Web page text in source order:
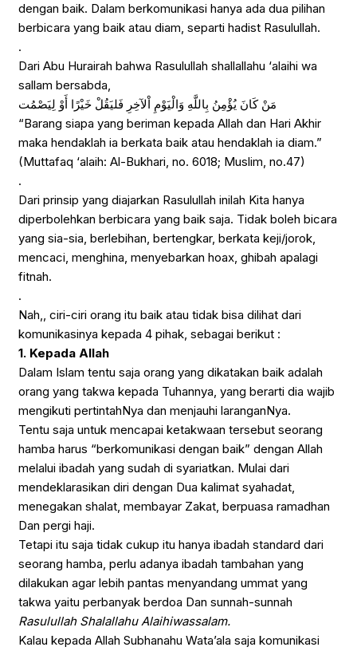
dengan baik. Dalam berkomunikasi hanya ada dua pilihan
berbicara yang baik atau diam, separti hadist Rasulullah.
.
Dari Abu Hurairah bahwa Rasulullah shallallahu ‘alaihi wa
sallam bersabda,
مَنْ كَانَ يُؤْمِنُ بِاللَّهِ وَالْيَوْمِ اْلآخِرِ فَليَقُلْ خَيْرًا أَوْ لِيَصْمُت
“Barang siapa yang beriman kepada Allah dan Hari Akhir
maka hendaklah ia berkata baik atau hendaklah ia diam.”
(Muttafaq ‘alaih: Al-Bukhari, no. 6018; Muslim, no.47)
.
Dari prinsip yang diajarkan Rasulullah inilah Kita hanya
diperbolehkan berbicara yang baik saja. Tidak boleh bicara
yang sia-sia, berlebihan, bertengkar, berkata keji/jorok,
mencaci, menghina, menyebarkan hoax, ghibah apalagi
fitnah.
.
Nah,, ciri-ciri orang itu baik atau tidak bisa dilihat dari
komunikasinya kepada 4 pihak, sebagai berikut :
1. Kepada Allah
Dalam Islam tentu saja orang yang dikatakan baik adalah
orang yang takwa kepada Tuhannya, yang berarti dia wajib
mengikuti pertintahNya dan menjauhi laranganNya.
Tentu saja untuk mencapai ketakwaan tersebut seorang
hamba harus “berkomunikasi dengan baik” dengan Allah
melalui ibadah yang sudah di syariatkan. Mulai dari
mendeklarasikan diri dengan Dua kalimat syahadat,
menegakan shalat, membayar Zakat, berpuasa ramadhan
Dan pergi haji.
Tetapi itu saja tidak cukup itu hanya ibadah standard dari
seorang hamba, perlu adanya ibadah tambahan yang
dilakukan agar lebih pantas menyandang ummat yang
takwa yaitu perbanyak berdoa Dan sunnah-sunnah
Rasulullah Shalallahu Alaihiwassalam.
Kalau kepada Allah Subhanahu Wata’ala saja komunikasi